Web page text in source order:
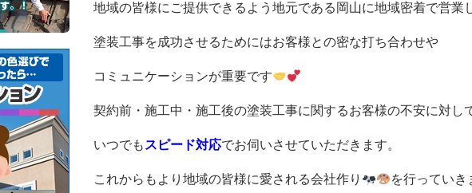
地域の皆様にご提供できるよう地元である岡山に地域密着で営業
塗装工事を成功させるためにはお客様との密な打ち合わせや
コミュニケーションが重要です
契約前・施工中・施工後の塗装工事に関するお客様の不安に対し
いつでも スピード対応でお伺いさせていただきます。
これからもより地域の皆様に愛される会社作り を行っていき